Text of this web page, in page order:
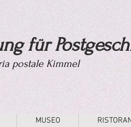
für
postale Kimmel
MUSEO